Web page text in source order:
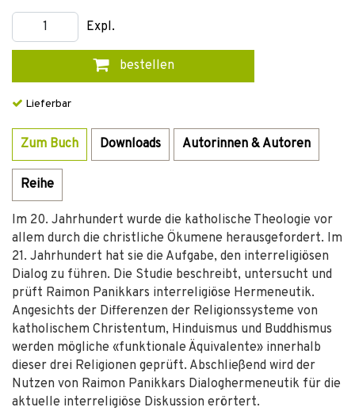
Expl.
bestellen
Lieferbar
Zum Buch Downloads Autorinnen & Autoren
Reihe
Im 20. Jahrhundert wurde die katholische Theologie vor
allem durch die christliche Ökumene herausgefordert. Im
21. Jahrhundert hat sie die Aufgabe, den interreligiösen
Dialog zu führen. Die Studie beschreibt, untersucht und
prüft Raimon Panikkars interreligiöse Hermeneutik.
Angesichts der Differenzen der Religionssysteme von
katholischem Christentum, Hinduismus und Buddhismus
werden mögliche «funktionale Äquivalente» innerhalb
dieser drei Religionen geprüft. Abschließend wird der
Nutzen von Raimon Panikkars Dialoghermeneutik für die
aktuelle interreligiöse Diskussion erörtert.